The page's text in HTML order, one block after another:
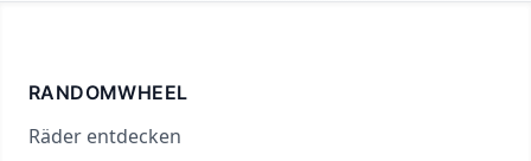
RANDOMWHEEL
Räder entdecken